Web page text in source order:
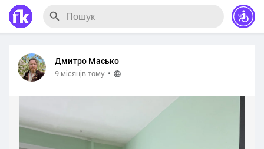
Дмитро Масько
9 місяців тому ·